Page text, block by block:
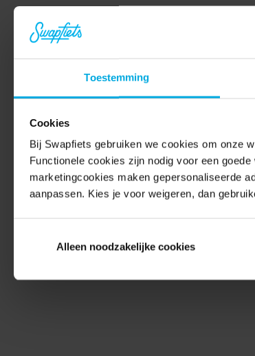
Toestemming
Cookies
Bij Swapfiets gebruiken we cookies om onze
Functionele cookies zijn nodig voor een
marketingcookies maken gepersonaliseerde
aanpassen. Kies je voor weigeren, dan
Alleen noodzakelijke cookies
Geniet van alle